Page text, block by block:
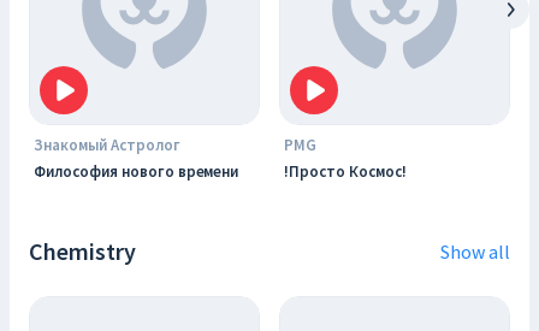
Знакомый Астролог
Философия нового времени
PMG
!Просто Космос!
Chemistry Show all